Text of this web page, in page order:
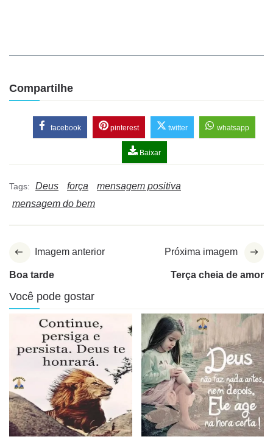
Compartilhe
facebook pinterest twitter whatsapp
Baixar
Tags: Deus força
mensagem positiva
mensagem do bem
Imagem anterior
Boa tarde
Próxima imagem
Terça cheia de amor
Você pode gostar